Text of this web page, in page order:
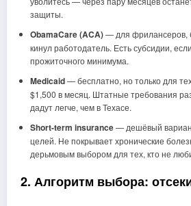
защиты.
ObamaCare (ACA)— для фрилансеров,
кинул работодатель. Есть субсидии,
прожиточного минимума.
Medicaid— бесплатно, но только для
$1,500 в месяц. Штатные требования
дадут легче, чем в Техасе.
Short-term insurance— дешёвый
целей. Не покрывает хронические
дерьмовым выбором для тех, кто не
2. Алгоритм выбора: